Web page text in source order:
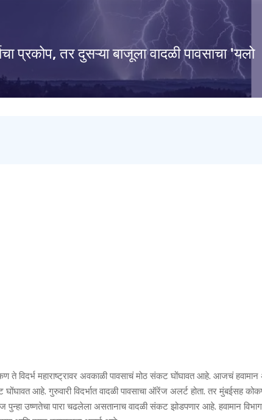
प्रकोप, तर दुसऱ्या बाजूला वादळी पावसाचा 'यलो
ते विदर्भ महाराष्ट्रावर अवकाळी पावसाचं मोठ संकट घोंघावत आहे. आजचं
आहे. गुरुवारी विदर्भात वादळी पावसाचा ऑरेंज अलर्ट होता. तर मुंबईसह
उष्णतेचा पारा चढलेला असतानाच वादळी संकट झोडपणार आहे. हवामान